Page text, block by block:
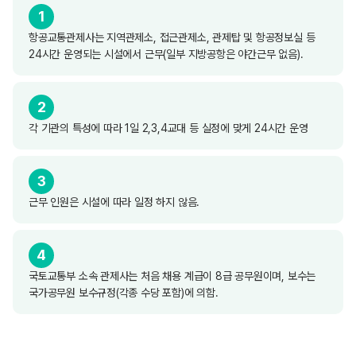
1
항공교통관제사는 지역관제소, 접근관제소, 관제탑 및 항공정보실 등
24시간 운영되는 시설에서 근무(일부 지방공항은 야간근무 없음).
2
각 기관의 특성에 따라 1일 2,3,4교대 등 실정에 맞게 24시간 운영
3
근무 인원은 시설에 따라 일정 하지 않음.
4
국토교통부 소속 관제사는 처음 채용 계급이 8급 공무원이며, 보수는
국가공무원 보수규정(각종 수당 포함)에 의함.